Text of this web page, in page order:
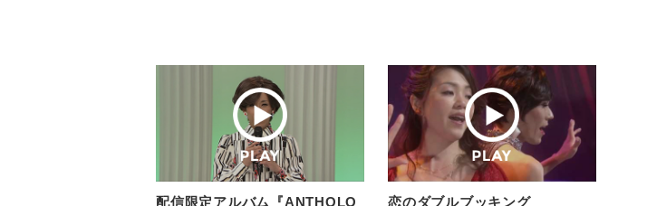
配信限定アルバム『ANTHOLO
恋のダブルブッキング